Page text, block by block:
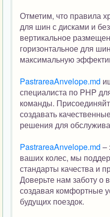
Отметим, что правила
для шин с дисками и
вертикальное
горизонтальное для
максимальную
PastrareaAnvelope.md
специалиста по PHP
команды.
создавать
решения для
PastrareaAnvelope.md –
ваших колес, мы
стандарты качества и
Доверьте нам заботу о
создавая комфортные
будущих поездок.